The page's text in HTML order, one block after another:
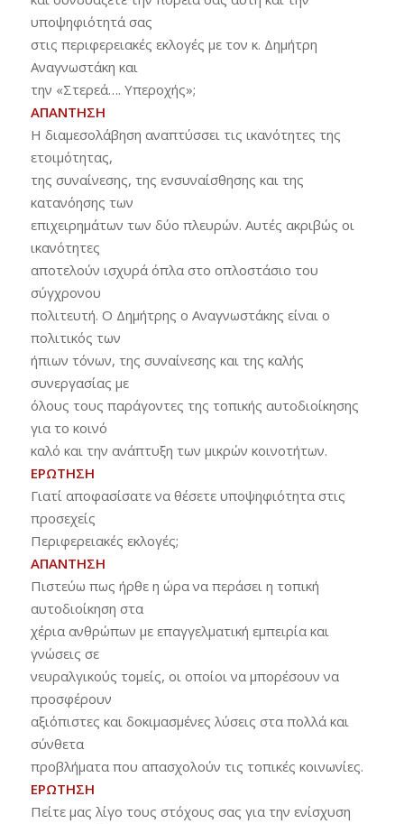
υποψηφιότητά σας
στις περιφερειακές εκλογές με τον κ. Δημήτρη
Αναγνωστάκη και
την «Στερεά…. Υπεροχής»;
ΑΠΑΝΤΗΣΗ
Η διαμεσολάβηση αναπτύσσει τις ικανότητες της
ετοιμότητας,
της συναίνεσης, της ενσυναίσθησης και της
κατανόησης των
επιχειρημάτων των δύο πλευρών. Αυτές ακριβώς οι
ικανότητες
αποτελούν ισχυρά όπλα στο οπλοστάσιο του
σύγχρονου
πολιτευτή. Ο Δημήτρης ο Αναγνωστάκης είναι ο
πολιτικός των
ήπιων τόνων, της συναίνεσης και της καλής
συνεργασίας με
όλους τους παράγοντες της τοπικής αυτοδιοίκησης
για το κοινό
καλό και την ανάπτυξη των μικρών κοινοτήτων.
ΕΡΩΤΗΣΗ
Γιατί αποφασίσατε να θέσετε υποψηφιότητα στις
προσεχείς
Περιφερειακές εκλογές;
ΑΠΑΝΤΗΣΗ
Πιστεύω πως ήρθε η ώρα να περάσει η τοπική
αυτοδιοίκηση στα
χέρια ανθρώπων με επαγγελματική εμπειρία και
γνώσεις σε
νευραλγικούς τομείς, οι οποίοι να μπορέσουν να
προσφέρουν
αξιόπιστες και δοκιμασμένες λύσεις στα πολλά και
σύνθετα
προβλήματα που απασχολούν τις τοπικές κοινωνίες.
ΕΡΩΤΗΣΗ
Πείτε μας λίγο τους στόχους σας για την ενίσχυση